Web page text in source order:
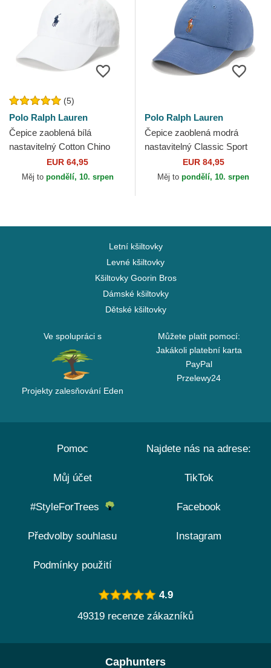
(5)
Polo Ralph Lauren
Čepice zaoblená bílá
nastavitelný Cotton Chino
Classic Sport Polo Ralph
Lauren
EUR 64,95
Měj to pondělí, 10. srpen
Polo Ralph Lauren
Čepice zaoblená modrá
nastavitelný Classic Sport
Stretch Twill Polo Ralph
Lauren
EUR 84,95
Měj to pondělí, 10. srpen
Letní kšiltovky
Levné kšiltovky
Kšiltovky Goorin Bros
Dámské kšiltovky
Dětské kšiltovky
Ve spolupráci s
Projekty zalesňování Eden
Můžete platit pomocí:
Jakákoli platební karta
PayPal
Przelewy24
Pomoc
Můj účet
#StyleForTrees
Předvolby souhlasu
Podmínky použití
Najdete nás na adrese:
TikTok
Facebook
Instagram
4.9
49319 recenze zákazníků
Caphunters